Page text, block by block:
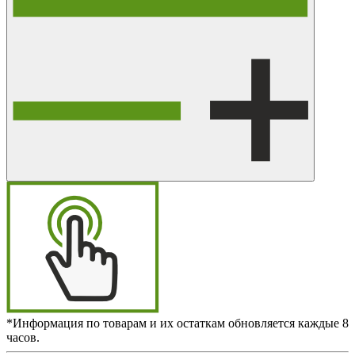
*Информация по товарам и их остаткам обновляется каждые 8
часов.